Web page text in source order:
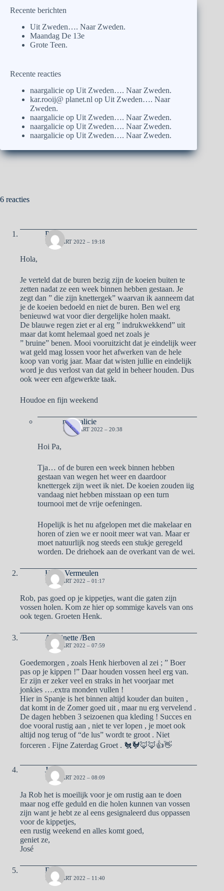
Recente berichten
Uit Zweden…. Naar Zweden.
Maandag De 13e
Grote Teen.
Recente reacties
naargalicie op Uit Zweden…. Naar Zweden.
kar.rooij@ planet.nl op Uit Zweden…. Naar
Zweden.
naargalicie op Uit Zweden…. Naar Zweden.
naargalicie op Uit Zweden…. Naar Zweden.
naargalicie op Uit Zweden…. Naar Zweden.
6 reacties
Pa
18 MAART 2022 – 19:18
Hola,
Je verteld dat de buren bezig zijn de koeien buiten te
zetten nadat ze een week binnen hebben gestaan. Je
zegt dan ” die zijn knettergek” waarvan ik aanneem dat
je de koeien bedoeld en niet de buren. Ben wel erg
benieuwd wat voor dier dergelijke holen maakt.
De blauwe regen ziet er al erg ” indrukwekkend” uit
maar dat komt helemaal goed net zoals je
” bruine” benen. Mooi vooruitzicht dat je eindelijk weer
wat geld mag lossen voor het afwerken van de hele
koop van vorig jaar. Maar dat wisten jullie en eindelijk
word je dus verlost van dat geld in beheer houden. Dus
ook weer een afgewerkte taak.
Houdoe en fijn weekend
naargalicie
18 MAART 2022 – 20:38
Hoi Pa,
Tja… of de buren een week binnen hebben
gestaan van wegen het weer en daardoor
knettergek zijn weet ik niet. De koeien zouden iig
vandaag niet hebben misstaan op een turn
tournooi met de vrije oefeningen.
Hopelijk is het nu afgelopen met die makelaar en
horen of zien we er nooit meer wat van. Maar er
moet natuurlijk nog steeds een stukje geregeld
worden. De driehoek aan de overkant van de wei.
Henk Vermeulen
19 MAART 2022 – 01:17
Rob, pas goed op je kippetjes, want die gaten zijn
vossen holen. Kom ze hier op sommige kavels van ons
ook tegen. Groeten Henk.
Antoinette /Ben
19 MAART 2022 – 07:59
Goedemorgen , zoals Henk hierboven al zei ; ” Boer
pas op je kippen !” Daar houden vossen heel erg van.
Er zijn er zeker veel en straks in het voorjaar met
jonkies ….extra monden vullen !
Hier in Spanje is het binnen altijd kouder dan buiten ,
dat komt in de Zomer goed uit , maar nu erg vervelend .
De dagen hebben 3 seizoenen qua kleding ! Succes en
doe vooral rustig aan , niet te ver lopen , je moet ook
altijd nog terug of “de lus” wordt te groot . Niet
forceren . Fijne Zaterdag Groet . 🐔🐓🦊🦊👍👋
José
19 MAART 2022 – 08:09
Ja Rob het is moeilijk voor je om rustig aan te doen
maar nog effe geduld en die holen kunnen van vossen
zijn want je hebt ze al eens gesignaleerd dus oppassen
voor de kippetjes,
een rustig weekend en alles komt goed,
geniet ze,
José
Dolf
19 MAART 2022 – 11:40